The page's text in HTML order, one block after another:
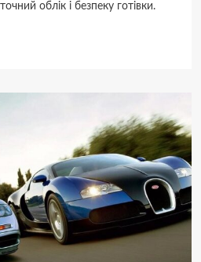
облік і безпеку готівки.